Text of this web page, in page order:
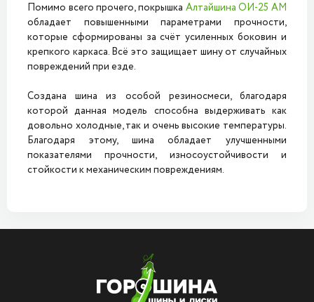
Помимо всего прочего, покрышка Алтайшина ОИ-25 АМ
обладает повышенными параметрами прочности,
которые сформированы за счёт усиленных боковин и
крепкого каркаса. Всё это защищает шину от случайных
повреждений при езде.
Создана шина из особой резиносмеси, благодаря
которой данная модель способна выдерживать как
довольно холодные, так и очень высокие температуры.
Благодаря этому, шина обладает улучшенными
показателями прочности, износоустойчивости и
стойкости к механическим повреждениям.